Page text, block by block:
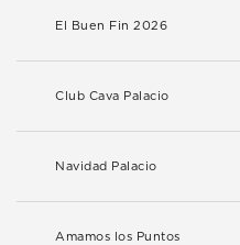
El Buen Fin 2026
Club Cava Palacio
Navidad Palacio
Amamos los Puntos